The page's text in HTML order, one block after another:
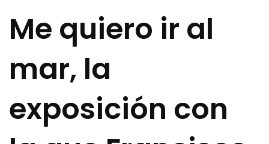
Me quiero ir al
mar, la
exposición con